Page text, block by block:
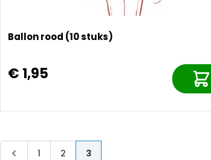
Ballon rood (10 stuks)
€ 1,95
Pagina
Pagina Pagina
1 Pagina
2 U lees momenteel pagina
3